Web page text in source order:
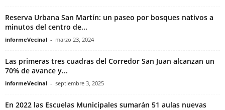
Reserva Urbana San Martín: un paseo por bosques nativos a
minutos del centro de...
informeVecinal - marzo 23, 2024
Las primeras tres cuadras del Corredor San Juan alcanzan un
70% de avance y...
informeVecinal - septiembre 3, 2025
En 2022 las Escuelas Municipales sumarán 51 aulas nuevas